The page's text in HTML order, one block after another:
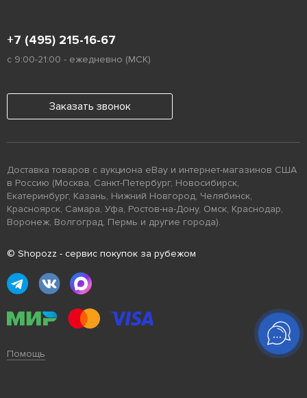
+7 (495) 215-16-67
с 9:00-21:00 - ежедневно (МСК)
Заказать звонок
Доставка товаров с аукциона eBay и интернет-магазинов США
в Россию (Москва, Санкт-Петербург, Новосибирск,
Екатеринбург, Казань, Нижний Новгород, Челябинск,
Красноярск, Самара, Уфа, Ростов-на-Дону, Омск, Краснодар,
Воронеж, Волгоград, Пермь и другие города).
© Shopozz - сервис покупок за рубежом
Помощь